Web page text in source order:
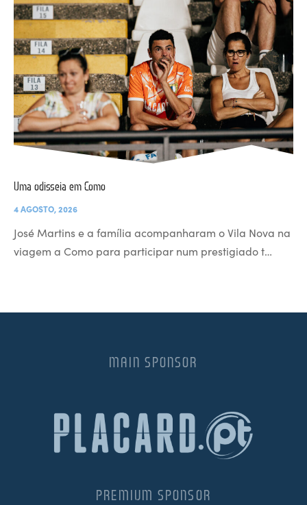
Uma odisseia em Como
4 AGOSTO, 2026
José Martins e a família acompanharam o Vila Nova na
viagem a Como para participar num prestigiado t…
MAIN SPONSOR
PREMIUM SPONSOR